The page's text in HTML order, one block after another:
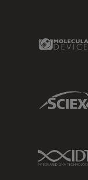
Sciex
IDT